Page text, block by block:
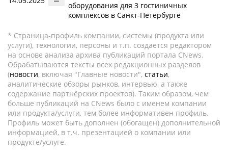
оборудования для 3 гостиничных
комплексов в Санкт-Петербурге
* Страница-профиль компании, системы (продукта или
услуги), технологии, персоны и т.п. создается редактором
на основе анализа архива публикаций портала CNews.
Обрабатываются тексты всех редакционных разделов
(новости, включая "Главные новости", статьи,
аналитические обзоры рынков, интервью, а также
содержание партнёрских проектов). Таким образом, чем
больше публикаций на CNews было с именем компании
или продукта/услуги, тем более информативен профиль.
Профиль может быть дополнен (обогащен) дополнительной
информацией, в т.ч. презентацией о компании или
продукте/услуге.